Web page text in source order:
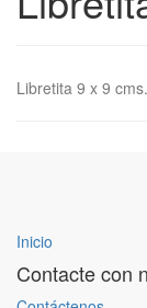
Libretita 9 x 9 cms.
Inicio
Contacte con